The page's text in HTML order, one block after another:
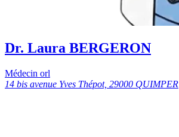
Dr. Laura BERGERON
Médecin orl
14 bis avenue Yves Thépot, 29000 QUIMPER